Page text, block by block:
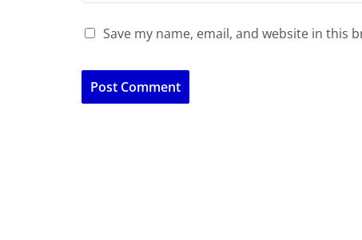
Save my name, email, and website in this